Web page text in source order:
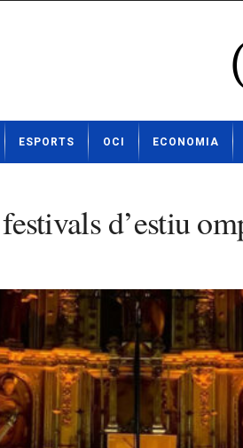
ESPORTS OCI ECONOMIA
d’estiu